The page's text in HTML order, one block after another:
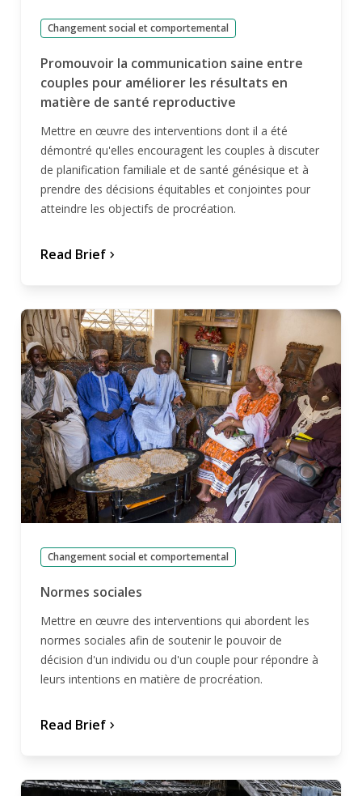
Changement social et comportemental
Promouvoir la communication saine entre
couples pour améliorer les résultats en
matière de santé reproductive
Mettre en œuvre des interventions dont il a été
démontré qu'elles encouragent les couples à discuter
de planification familiale et de santé génésique et à
prendre des décisions équitables et conjointes pour
atteindre les objectifs de procréation.
Read Brief chevron_forward
Changement social et comportemental
Normes sociales
Mettre en œuvre des interventions qui abordent les
normes sociales afin de soutenir le pouvoir de
décision d'un individu ou d'un couple pour répondre à
leurs intentions en matière de procréation.
Read Brief chevron_forward